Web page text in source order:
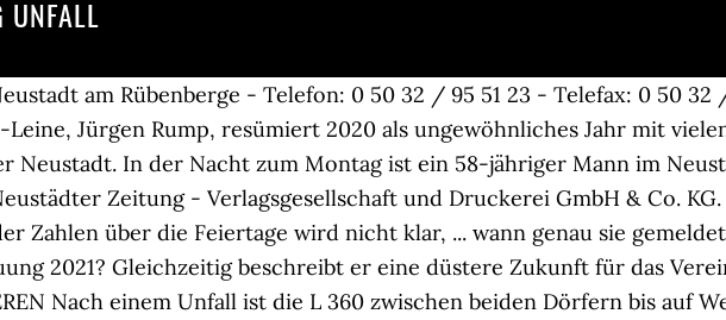
UNFALL
dabei helfen, den Verursacher zu finden. Kabarettist Ingo Oschmann macht den Anfang im Livestream. Unfall in Dresden - Pickup-Fahrer kracht in Haltestelle vor dem Neustädter Bahnhof Glück im Unglück hatte am Sonntagmorgen ein Pickup-Fahrer. Viele Fälle in Sollenau: Abwasser wird jetzt unter... Corona: VS Josefstadt muss auf Homeschooling umste... B17 bei Wr. Aktuelles aus der Politik, Kultur und den Medien und ein Mix bunter Themen aus Hannover, der Region und der ganzen Welt. Rund um das bekannte Einkaufszentrum âNeustädter Torâ stiftet er dabei Chaos. WN24 bringt topaktuelle News aus Wiener Neustadt aus den Bereichen Politik, Wirtschaft, Sport, Kultur und Bildung. Der Schneefall am Mittwoch, 07.02. Aktuelle Nachrichten, Bilder und Informationen zum Thema Unfall auf Stuttgarter Zeitung Sein Fahrzeug gibt er schließlich auf. Auf einen Blick: Alle Fotos und Impressionen haben wir in unseren Bildergalerien für Sie zusammengestellt. Februar ausgeweitet. Expertin versichert: "AstraZeneca ist nicht schlechter", Physiotherapie: Wenn Berührungen zum Beruf gehören, Thiem laut Vater von Bresnik-Aussage "belastet". Fotos und Bericht: FF WRN. Aktuelle Nachrichten aus dem Landkreis Neustadt Aisch: Bei uns erfahren Sie schnell und aktuell, was in der Region passiert. Nienburgs Kulturwerk will auch 2021 zu „Kabarett vom Sofa“ einladen. Unser Newsticker zum Thema Unfall Neustadt enthält aktuelle Nachrichten von heute Samstag, dem 30. Fotos, Eventtipps und Informationen aus dem Industrieviertel. Die Frau â¦ Mit Dolmetscherin lief die Verhandlung vor dem Neustädter Amtsgericht nun besser als der erste Versuch ohne im Oktober (die BZ berichtete). Ein wahrscheinlich betrunkener Autofahrer verlor â¦ Am Ortseingang von Neustadt/Holstein ist es am frühen Dienstagmorgen zu einem schweren Verkehrsunfall gekommen. Unfall an Neustädter Autobahn-Abfahrt: 14000 Euro Schaden. Über den Ausbau der Wiener Neustädter Schulen. Die Jury hatte die Qual der Wahl: 56 Bilder haben Kinder beim Karneval-Malwettbewerb der Hans-Böckler-Schule eingereicht. Homepage von Hannoverscher Allgemeiner Zeitung und Leine-Zeitung mit Nachrichten aus Neustadt am Rübenberge. Weil es immer noch keinen Präsenzunterricht geben kann, bietet die Volkshochschule Hannover Land in Neustadt im März wieder viele Onlinekurse an. Das Land dringt auf Vollzug und hat ein Ultimatum gestellt. Unfall an Neustädter Autobahn-Abfahrt: 14000 Euro Schaden Ins Rutschen geriet ein 24-Jähriger am Samstag mit seinem Auto, nachdem er in Neustadt von der A 93 abgefahren war. Georg Schröder bleibt an Spitze im Bezirk St. Pölt... AK NÖ: Projekt-Einreichungen ab sofort möglich, 17-Jähriger wurde mit eigenen Nacktbildern erpresst, Perchtoldsdorf: Elektrischer Defekt löste Großbrand aus, Auto kopfüber im Wasser: Insassen mit Glück im Unglück, 17-Jähriger lieferte sich Verfolgungsjagd mit Polizei, WIFO-Studie: Die Zukunft liegt in den Regionen, 16-Jähriger wollte mit Falschgeld einkaufen, Grüne fordern Ausbau der psychosozialen Beratung, Hollabrunns Pflegeheim-Cluster wächst weiter an, Thiem nach Medwedew-Halbfinaleinzug nicht mehr Top 3, Hallentrial WM FIM X-Trial World Championship, Triebwerk startet Jugend-Umfrage zu Kultur und Medien, Viele Fälle in Sollenau: Abwasser wird jetzt untersucht. vor 2 Tagen. Solltest du nicht wissen, wie das funktioniert, werden dir folgende Links helfen: Um NÖN.at nutzen zu können musst du in deinem Browser JavaScript zulassen. Ausschüsse und Ortsräte tagen digital, und nur noch wenige Zuschauer dürfen Ratssitzungen besuchen. In Neustadt stellen sich die Salons auf den Ansturm ab dem 1. Solltest du nicht wissen, wie das funktioniert, werden dir folgende Links helfen: ...um Neuigkeiten, Fotos, ePaper und mehr aus der Region zu sehen. Hier finden Sie die Online-Versionen der letzten Ausgaben der Wiener Neustädter Nachrichten , dem Amtsblatt der Stadt Wiener Neustadt. Nicht wenige sind bereits auf Wochen ausgebucht. Jetzt gratis abonnieren und Top-Storys und Aktionen alle 2 Wochen direkt ins Postfach erhalten. Weil wir hier zu Hause sind. Der Mann war gegen 8.15 Uhr auf der Antonstraße in Richtung Neustädter Bahnhof unterwegs, als er aus bisher ungeklärter Ursache die Kontrolle über seinen VW Amarok verlor. Um Auflagen der Europäischen Union zu erfüllen, fehlen in der Region Hannover noch drei Naturschutzgebiete. 34-jähriger Neustädter kommt bei Unfall auf der B 6 ums Leben. In unserem Nachrichtenticker können Sie live die neuesten Eilmeldungen auf Deutsch von Portalen, Zeitungen, Magazinen und Blogs lesen sowie nach älteren Meldungen suchen. Neustadt. Homepage von Hannoverscher Allgemeiner Zeitung und Leine-Zeitung mit Nachrichten aus Neustadt am Rübenberge. Ursache waren laut Polizei winterliche Straßenverhältnisse und möglicherweise die Ganzjahresreifen auf einem der Unfallautos. Neustadt: Auto prallte gegen mehrere Bäume, Auszeichnung für den Forschungsnachwuchs an FH und HTL, Aktuelle Heurigentipps in der Region Wr. Unfall beim Überholen - geringfügige Behinderungen zwischen Bahnhof und Biogasanlage in Hagen. Wegen des warmen Frühlingswetters rechnete die Behörde mit einem Besucherandrang an beliebten Ausflugszielen wie Maschsee und Steinhuder Meer. Die HAZ ist überall in der Region Hannover vertreten - auch in Ihrer Nachbarschaft in Neustadt. März ein. Der Corona-Lockdown endet nach zweieinhalb Monaten zumindest für Friseure. Bleib mit unserem Newsletter immer auf dem Laufenden. Das Magazin, das Neustädter mit Freude lesen werden! Gefällt 5.679 Mal. Learning by doing: Mit einem Onlinestammtisch hat die CDU am